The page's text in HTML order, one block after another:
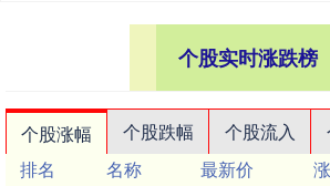
个股实时涨跌榜
个股涨幅 个股跌幅 个股流入
排名
名称 最新价